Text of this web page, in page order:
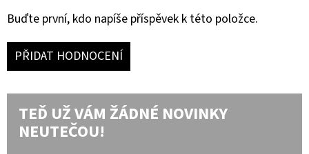
Buďte první, kdo napíše příspěvek k této položce.
PŘIDAT HODNOCENÍ
TEĎ UŽ VÁM ŽÁDNÉ NOVINKY
NEUTEČOU!